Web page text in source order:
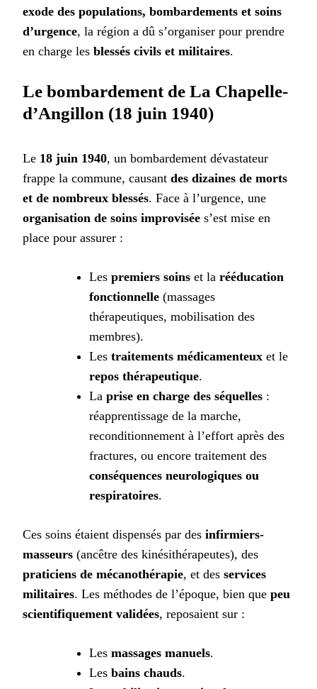
exode des populations, bombardements et soins
d’urgence, la région a dû s’organiser pour prendre
en charge les blessés civils et militaires.
Le bombardement de La Chapelle-
d’Angillon (18 juin 1940)
Le 18 juin 1940, un bombardement dévastateur
frappe la commune, causant des dizaines de morts
et de nombreux blessés. Face à l’urgence, une
organisation de soins improvisée s’est mise en
place pour assurer :
Les premiers soins et la rééducation
fonctionnelle (massages
thérapeutiques, mobilisation des
membres).
Les traitements médicamenteux et le
repos thérapeutique.
La prise en charge des séquelles :
réapprentissage de la marche,
reconditionnement à l’effort après des
fractures, ou encore traitement des
conséquences neurologiques ou
respiratoires.
Ces soins étaient dispensés par des infirmiers-
masseurs (ancêtre des kinésithérapeutes), des
praticiens de mécanothérapie, et des services
militaires. Les méthodes de l’époque, bien que peu
scientifiquement validées, reposaient sur :
Les massages manuels.
Les bains chauds.